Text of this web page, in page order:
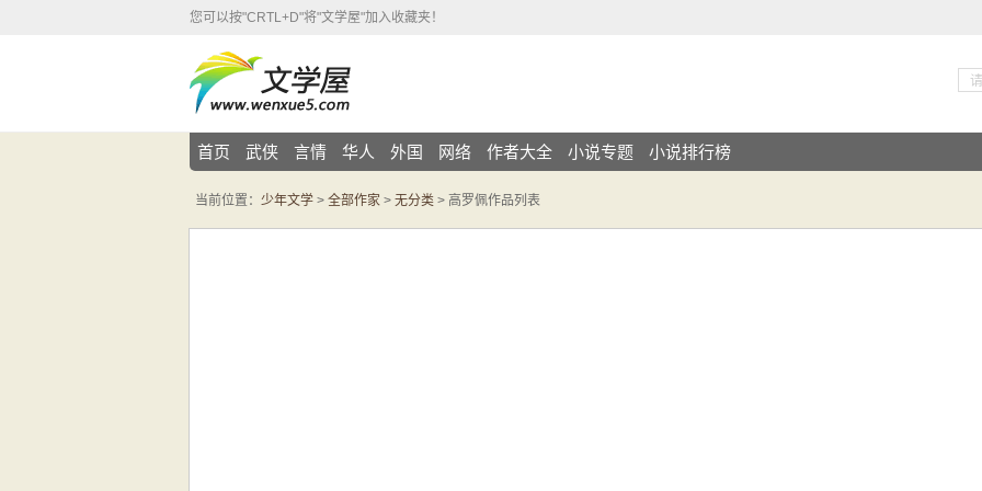
您可以按"CRTL+D"将"文学屋"加入收藏夹！
首页 武侠 言情 华人 外国 网络 作者大全 小说专题 小说排行榜
当前位置： 少年文学 > 全部作家 > 无分类 > 高罗佩作品列表